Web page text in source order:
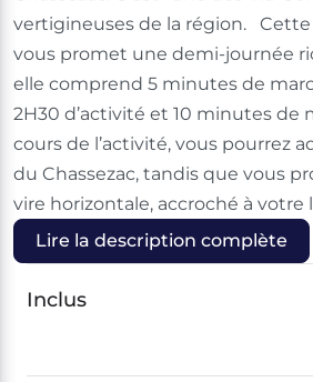
vertigineuses de la région.
vous promet une demi-journée
elle comprend 5 minutes de
2H30 d’activité et 10 minutes
cours de l’activité, vous pourrez
du Chassezac, tandis que vous
vire horizontale, accroché à
Lire la description complète
Inclus